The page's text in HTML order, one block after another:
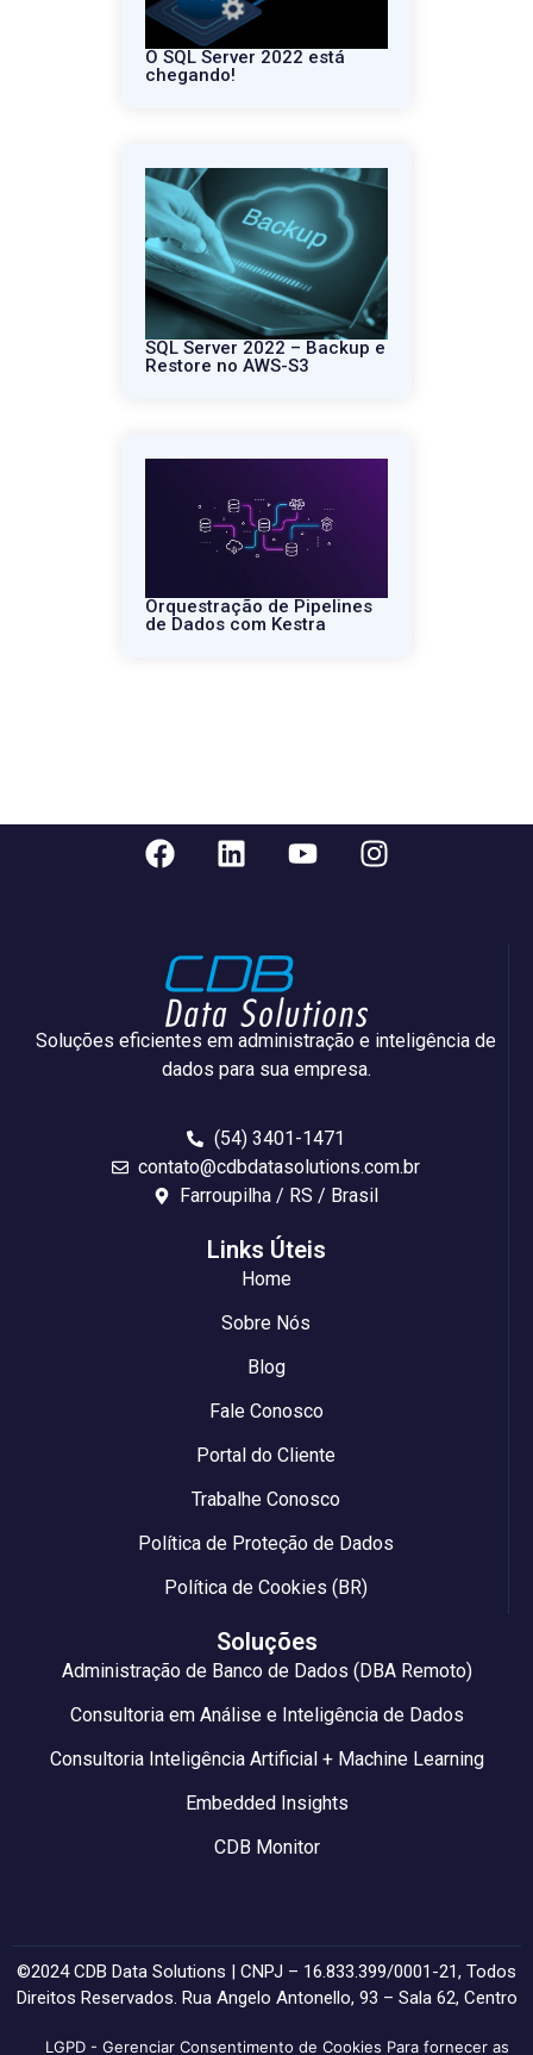
O SQL Server 2022 está
chegando!
SQL Server 2022 – Backup e
Restore no AWS-S3
Orquestração de Pipelines
de Dados com Kestra
Soluções eficientes em administração e inteligência de
dados para sua empresa.
(54) 3401-1471
contato@cdbdatasolutions.com.br
Farroupilha / RS / Brasil
Links Úteis
Home
Sobre Nós
Blog
Fale Conosco
Portal do Cliente
Trabalhe Conosco
Política de Proteção de Dados
Política de Cookies (BR)
Soluções
Administração de Banco de Dados (DBA Remoto)
Consultoria em Análise e Inteligência de Dados
Consultoria Inteligência Artificial + Machine Learning
Embedded Insights
CDB Monitor
©2024 CDB Data Solutions | CNPJ – 16.833.399/0001-21, Todos
Direitos Reservados. Rua Angelo Antonello, 93 – Sala 62, Centro
LGPD - Gerenciar Consentimento de Cookies Para fornecer as